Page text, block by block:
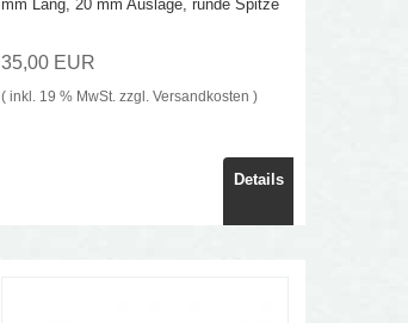
mm Lang, 20 mm Auslage, runde Spitze
35,00 EUR
( inkl. 19 % MwSt. zzgl.Versandkosten )
Details